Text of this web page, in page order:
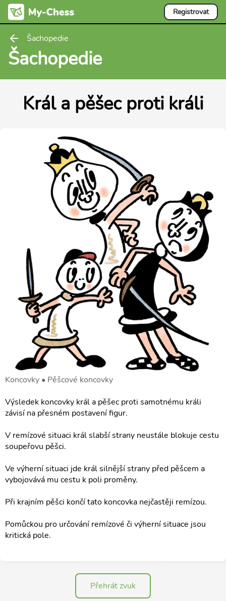
Registrovat
Šachopedie
Šachopedie
Král a pěšec proti králi
Koncovky • Pěšcové koncovky
Výsledek koncovky král a pěšec proti samotnému králi
závisí na přesném postavení figur.
V remízové situaci král slabší strany neustále blokuje cestu
soupeřovu pěšci.
Ve výherní situaci jde král silnější strany před pěšcem a
vybojovává mu cestu k poli proměny.
Při krajním pěšci končí tato koncovka nejčastěji remízou.
Pomůckou pro určování remízové či výherní situace jsou
kritická pole.
Přehrát zvuk